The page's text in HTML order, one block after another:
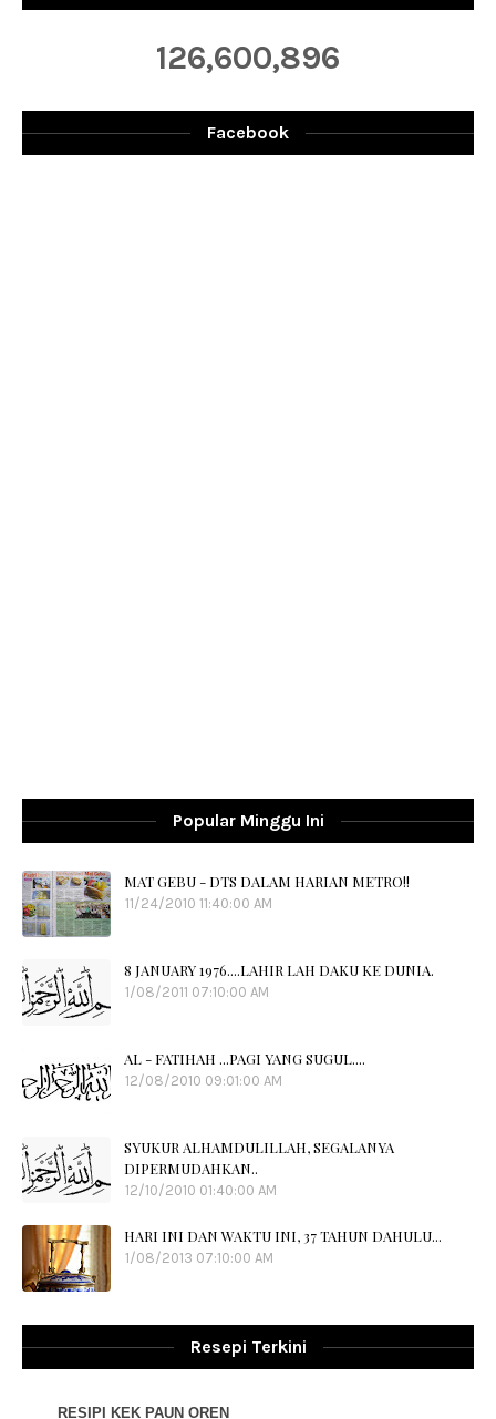
126,600,896
Facebook
Popular Minggu Ini
MAT GEBU - DTS DALAM HARIAN METRO!!
11/24/2010 11:40:00 AM
8 JANUARY 1976....LAHIR LAH DAKU KE DUNIA.
1/08/2011 07:10:00 AM
AL - FATIHAH ...PAGI YANG SUGUL....
12/08/2010 09:01:00 AM
SYUKUR ALHAMDULILLAH, SEGALANYA
DIPERMUDAHKAN..
12/10/2010 01:40:00 AM
HARI INI DAN WAKTU INI, 37 TAHUN DAHULU...
1/08/2013 07:10:00 AM
Resepi Terkini
RESIPI KEK PAUN OREN